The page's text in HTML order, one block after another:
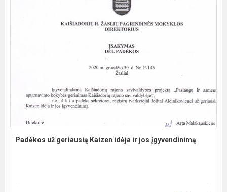
Padėkos už geriausią Kaizen idėja ir jos įgyvendinimą